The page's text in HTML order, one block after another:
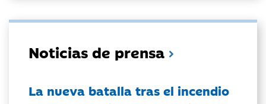
Noticias de prensa
La nueva batalla tras el incendio